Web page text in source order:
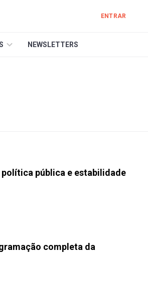
ENTRAR
NEWSLETTERS
pública e estabilidade
completa da